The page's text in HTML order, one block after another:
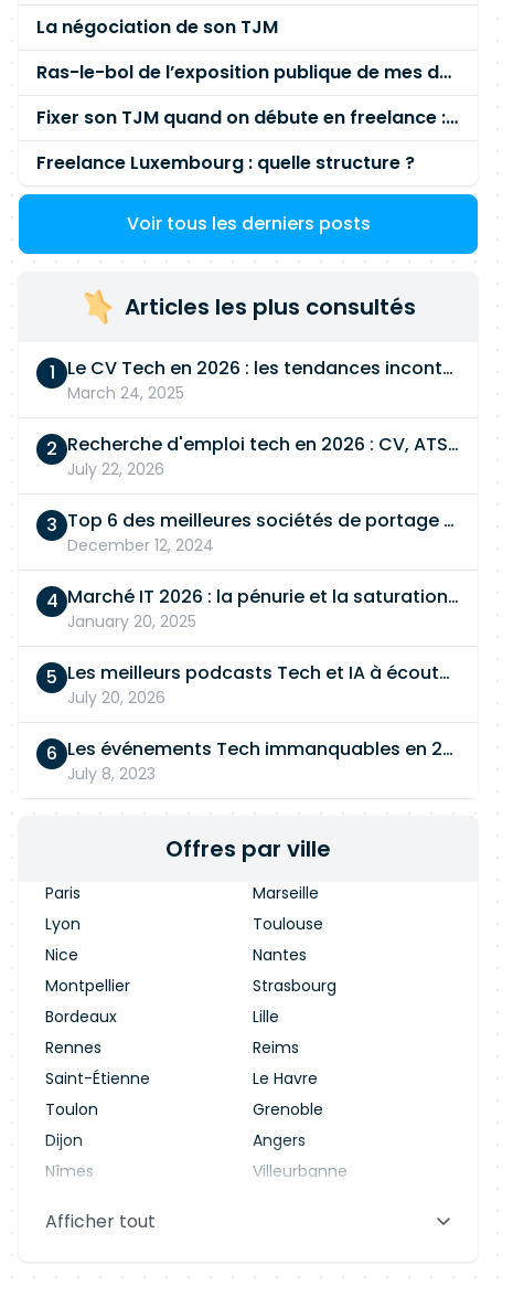
La négociation de son TJM
Ras-le-bol de l’exposition publique de mes données personnelles liées à mon entreprise
Fixer son TJM quand on débute en freelance : la méthode mathématique (et pas au feeling) 🛑
Freelance Luxembourg : quelle structure ?
Voir tous les derniers posts
Articles les plus consultés
Le CV Tech en 2026 : les tendances incontournables
March 24, 2025
Recherche d'emploi tech en 2026 : CV, ATS, entretien… On vous dit tout
July 22, 2026
Top 6 des meilleures sociétés de portage salarial
December 12, 2024
Marché IT 2026 : la pénurie et la saturation, en même temps
January 20, 2025
Les meilleurs podcasts Tech et IA à écouter en 2026
July 20, 2026
Les événements Tech immanquables en 2026
July 8, 2023
Offres par ville
Paris
Marseille
Lyon
Toulouse
Nice
Nantes
Montpellier
Strasbourg
Bordeaux
Lille
Rennes
Reims
Saint-Étienne
Le Havre
Toulon
Grenoble
Dijon
Angers
Nîmes
Villeurbanne
Aix-en-Provence
Afficher tout